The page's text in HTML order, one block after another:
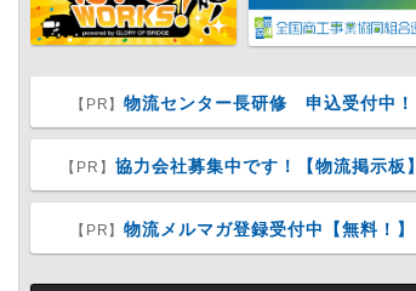
【PR】物流センター長研修 申込受付中！
【PR】 協力会社募集中です！【物流掲示板】
【PR】物流メルマガ登録受付中【無料！】